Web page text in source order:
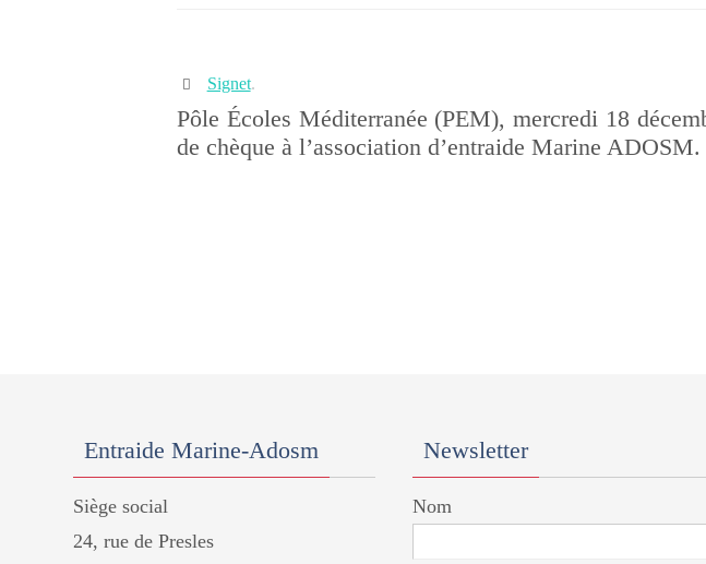
Signet.
Pôle Écoles Méditerranée (PEM), mercredi 18
de chèque à l’association d’entraide Marine ADOSM.
Entraide Marine-Adosm
Siège social
24, rue de Presles
Newsletter
Nom